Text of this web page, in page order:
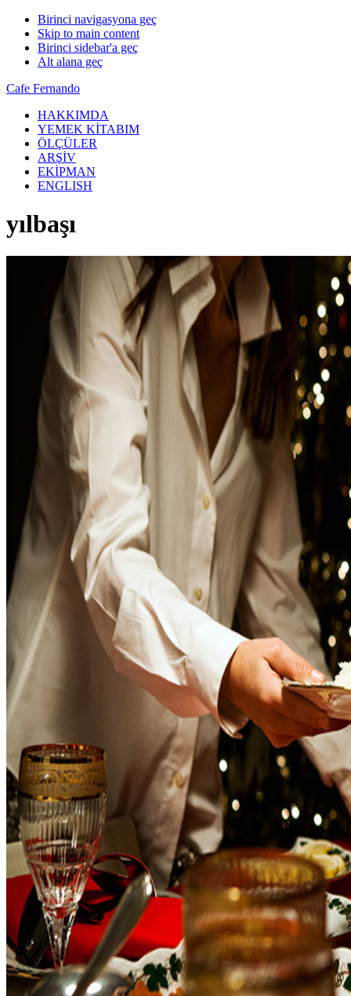
Birinci navigasyona geç
Skip to main content
Birinci sidebar'a geç
Alt alana geç
Cafe Fernando
HAKKIMDA
YEMEK KİTABIM
ÖLÇÜLER
ARŞİV
EKİPMAN
ENGLISH
yılbaşı